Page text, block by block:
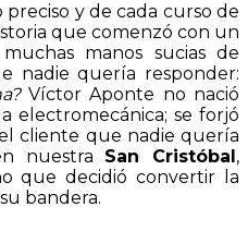
y de cada curso de
que comenzó con un
manos sucias de
nadie quería responder:
Víctor Aponte no nació
electromecánica; se forjó
cliente que nadie quería
nuestra San Cristóbal,
que decidió convertir la
bandera.